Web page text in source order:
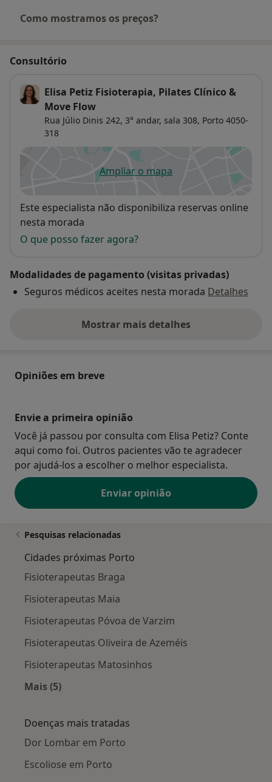
Como mostramos os preços?
Consultório
Elisa Petiz Fisioterapia, Pilates Clínico &
Move Flow
Rua Júlio Dinis 242, 3° andar, sala 308, Porto 4050-
318
Ampliar o mapaabre num novo separador
Disponibilidade
Este especialista não disponibiliza reservas online
nesta morada
O que posso fazer agora?
Modalidades de pagamento (visitas privadas)
Seguros médicos aceites nesta morada Detalhes
Mostrar mais detalhes
sobre o endereço
Opiniões em breve
Envie a primeira opinião
Você já passou por consulta com Elisa Petiz? Conte
aqui como foi. Outros pacientes vão te agradecer
por ajudá-los a escolher o melhor especialista.
Enviar opinião
Pesquisas relacionadas
Cidades próximas Porto
Fisioterapeutas Braga
Fisioterapeutas Maia
Fisioterapeutas Póvoa de Varzim
Fisioterapeutas Oliveira de Azeméis
Fisioterapeutas Matosinhos
Mais (5)
Doenças mais tratadas
Dor Lombar em Porto
Escoliose em Porto